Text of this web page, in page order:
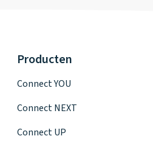
Producten
Connect YOU
Connect NEXT
Connect UP